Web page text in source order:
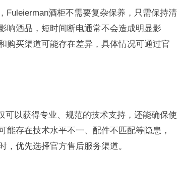
Fuleierman酒柜不需要复杂保养，只需保持清
响酒品，短时间断电通常不会造成明显影
购买渠道可能存在差异，具体情况可通过官
可以获得专业、规范的技术支持，还能确保使
能存在技术水平不一、配件不匹配等隐患，
，优先选择官方售后服务渠道。